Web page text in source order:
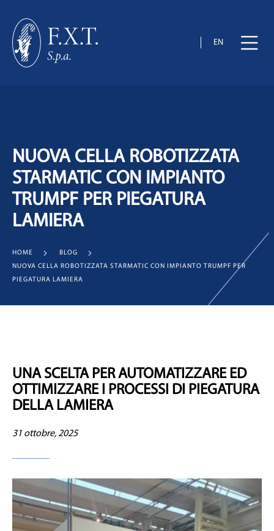
EN
NUOVA CELLA ROBOTIZZATA
STARMATIC CON IMPIANTO
TRUMPF PER PIEGATURA
LAMIERA
HOME
BLOG
NUOVA CELLA ROBOTIZZATA STARMATIC CON IMPIANTO TRUMPF PER
PIEGATURA LAMIERA
UNA SCELTA PER AUTOMATIZZARE ED
OTTIMIZZARE I PROCESSI DI PIEGATURA
DELLA LAMIERA
31 ottobre, 2025